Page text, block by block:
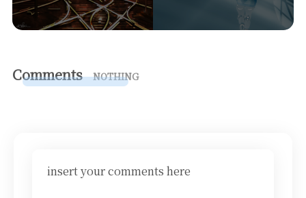
Comments NOTHING
insert your comments here